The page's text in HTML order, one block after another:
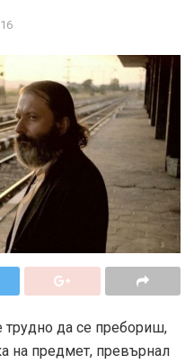
трудно да се пребориш,
на предмет, превърнал